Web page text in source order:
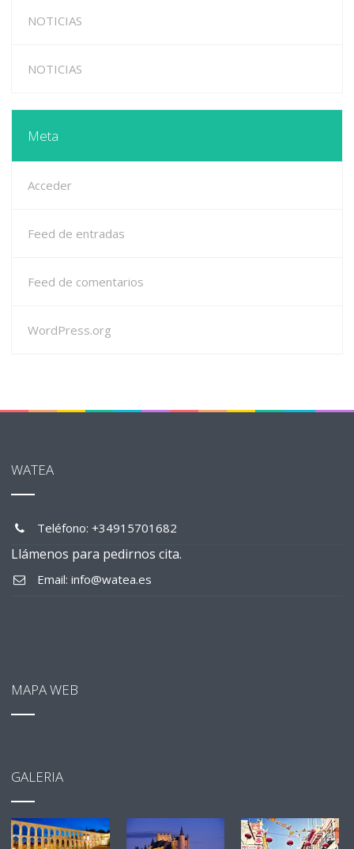
NOTICIAS
NOTICIAS
Meta
Acceder
Feed de entradas
Feed de comentarios
WordPress.org
WATEA
Teléfono: +34915701682
Llámenos para pedirnos cita.
Email: info@watea.es
MAPA WEB
GALERIA